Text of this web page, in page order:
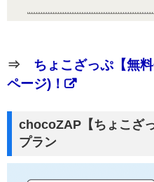
⇒ ちょこざっぷ【無
ページ)！
chocoZAP【ちょこざ
プラン